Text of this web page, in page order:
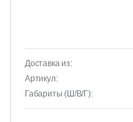
Доставка из:
Артикул:
Габариты (Ш/В/Г):